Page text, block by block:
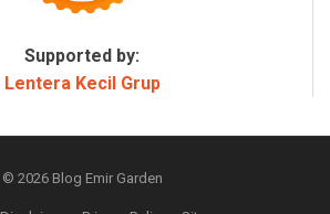
Supported by:
Lentera Kecil Grup
© 2026 Blog Emir Garden